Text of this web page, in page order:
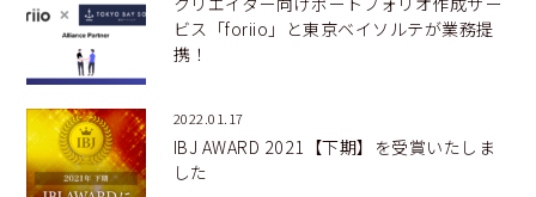
ビス「foriio」と東京ベイソルテが業務提
携！
2022.01.17
IBJ AWARD 2021【下期】を受賞いたしま
した